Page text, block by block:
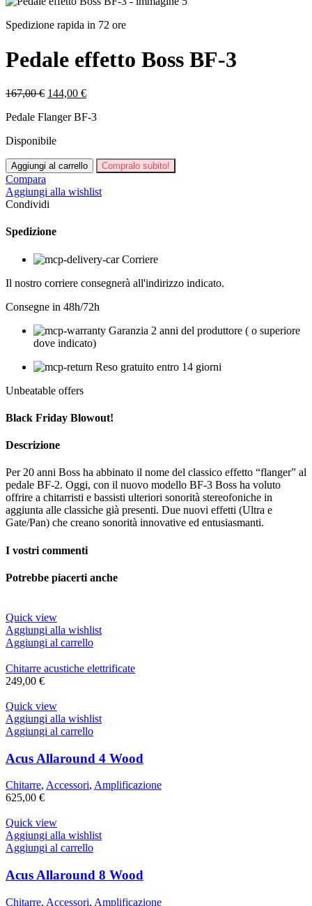
Spedizione rapida in 72 ore
Pedale effetto Boss BF-3
167,00€ Il
originale
167,00 €.
144,00 €Il
attuale
Pedale Flanger BF-3
Disponibile
Pedale
effetto
Boss
BF-
quantità
Aggiungi al carrello Compralo subito!
Compara
Aggiungi alla wishlist
Condividi
Spedizione
Corriere
Il nostro corriere consegnerà all'indirizzo indicato.
Consegne in 48h/72h
Garanzia 2 anni del produttore ( o superiore
dove indicato)
Reso gratuito entro 14 giorni
Unbeatable offers
Black Friday Blowout!
Descrizione
Per 20 anni Boss ha abbinato il nome del classico effetto “flanger” al
pedale BF-2. Oggi, con il nuovo modello BF-3 Boss ha voluto
offrire a chitarristi e bassisti ulteriori sonorità stereofoniche in
aggiunta alle classiche già presenti. Due nuovi effetti (Ultra e
Gate/Pan) che creano sonorità innovative ed entusiasmanti.
I vostri commenti
Potrebbe piacerti anche
Quick view
Aggiungi alla wishlist
Aggiungi al carrello
Chitarre acustiche elettrificate
249,00 €
Quick view
Aggiungi alla wishlist
Aggiungi al carrello
Acus Allaround 4 Wood
Chitarre, Accessori, Amplificazione
625,00 €
Quick view
Aggiungi alla wishlist
Aggiungi al carrello
Acus Allaround 8 Wood
Chitarre, Accessori, Amplificazione